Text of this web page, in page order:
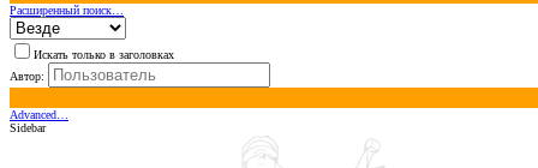
Расширенный поиск…
Искать только в заголовках
Автор:
Advanced…
Sidebar